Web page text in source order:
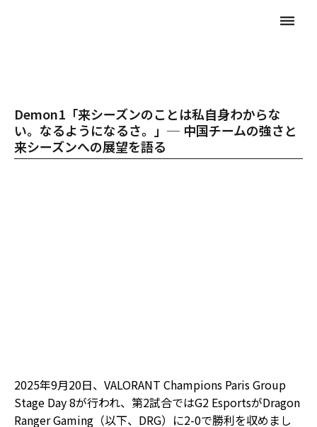
dehaze
Demon1「来シーズンのことは私自身わからな
い。なるようになるさ。」─ 中国チームの強さと
来シーズンへの展望を語る
2025年9月20日、VALORANT Champions Paris Group
Stage Day 8が行われ、第2試合ではG2 EsportsがDragon
Ranger Gaming（以下、DRG）に2-0で勝利を収めまし